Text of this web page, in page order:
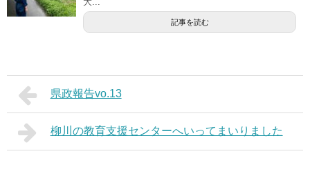
記事を読む
県政報告vo.13
柳川の教育支援センターへいってまいりました